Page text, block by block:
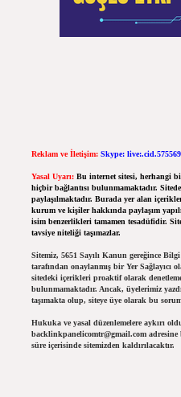
Reklam ve İletişim: Skype:
Yasal Uyarı: Bu internet sitesi, herhangi
hiçbir bağlantısı bulunmamaktadır.
paylaşılmaktadır. Burada yer alan
kurum ve kişiler hakkında paylaşım
isim benzerlikleri tamamen tesadüfidir.
tavsiye niteliği taşımazlar.
Sitemiz, 5651 Sayılı Kanun gereğince
tarafından onaylanmış bir Yer Sağlayıcı
sitedeki içerikleri proaktif olarak
bulunmamaktadır. Ancak, üyelerimiz
taşımakta olup, siteye üye olarak bu
Hukuka ve yasal düzenlemelere aykırı
backlinkpanelicomtr@gmail.comadresine
süre içerisinde sitemizden kaldırılacaktır.